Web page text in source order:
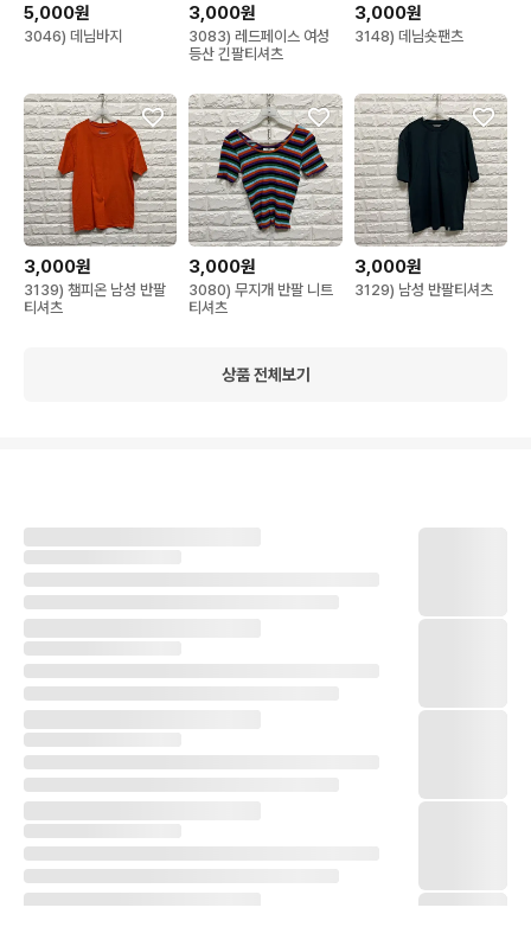
5,000원
3046) 데님바지
3,000원
3083) 레드페이스 여성
등산 긴팔티셔츠
3,000원
3148) 데님숏팬츠
3,000원
3139) 챔피온 남성 반팔
티셔츠
3,000원
3080) 무지개 반팔 니트
티셔츠
3,000원
3129) 남성 반팔티셔츠
상품 전체보기